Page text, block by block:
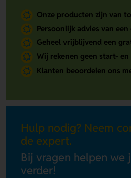
Onze producten zijn van
Persoonlijk advies van
Geheel vrijblijvend een
Wij rekenen geen start-
Klanten beoordelen ons
Hulp nodig? Neem
de expert.
Bij vragen helpen we
verder!